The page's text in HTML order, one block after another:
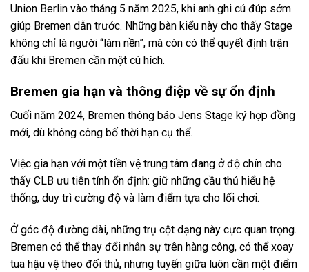
Union Berlin vào tháng 5 năm 2025, khi anh ghi cú đúp sớm
giúp Bremen dẫn trước. Những bàn kiểu này cho thấy Stage
không chỉ là người “làm nền”, mà còn có thể quyết định trận
đấu khi Bremen cần một cú hích.
Bremen gia hạn và thông điệp về sự ổn định
Cuối năm 2024, Bremen thông báo Jens Stage ký hợp đồng
mới, dù không công bố thời hạn cụ thể.
Việc gia hạn với một tiền vệ trung tâm đang ở độ chín cho
thấy CLB ưu tiên tính ổn định: giữ những cầu thủ hiểu hệ
thống, duy trì cường độ và làm điểm tựa cho lối chơi.
Ở góc độ đường dài, những trụ cột dạng này cực quan trọng.
Bremen có thể thay đổi nhân sự trên hàng công, có thể xoay
tua hậu vệ theo đối thủ, nhưng tuyến giữa luôn cần một điểm